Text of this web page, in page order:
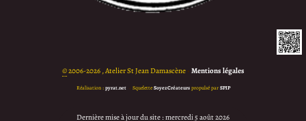
©2006-2026 , Atelier St Jean Damascène • Mentions légales
Réalisation :pyrat.net • SqueletteSoyezCréateurspropulsé parSPIP
Dernière mise à jour du site : mercredi 5 août 2026